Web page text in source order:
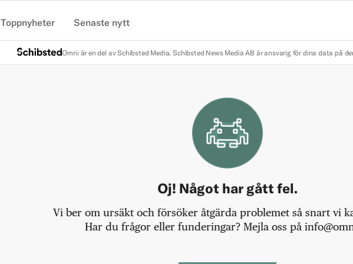
Toppnyheter Senaste nytt
Omni är en del av Schibsted Media. Schibsted News Media AB är ansvarig för dina data på
Oj! Något har gått fel.
Vi ber om ursäkt och försöker åtgärda problemet så snart vi
Har du frågor eller funderingar? Mejla oss på